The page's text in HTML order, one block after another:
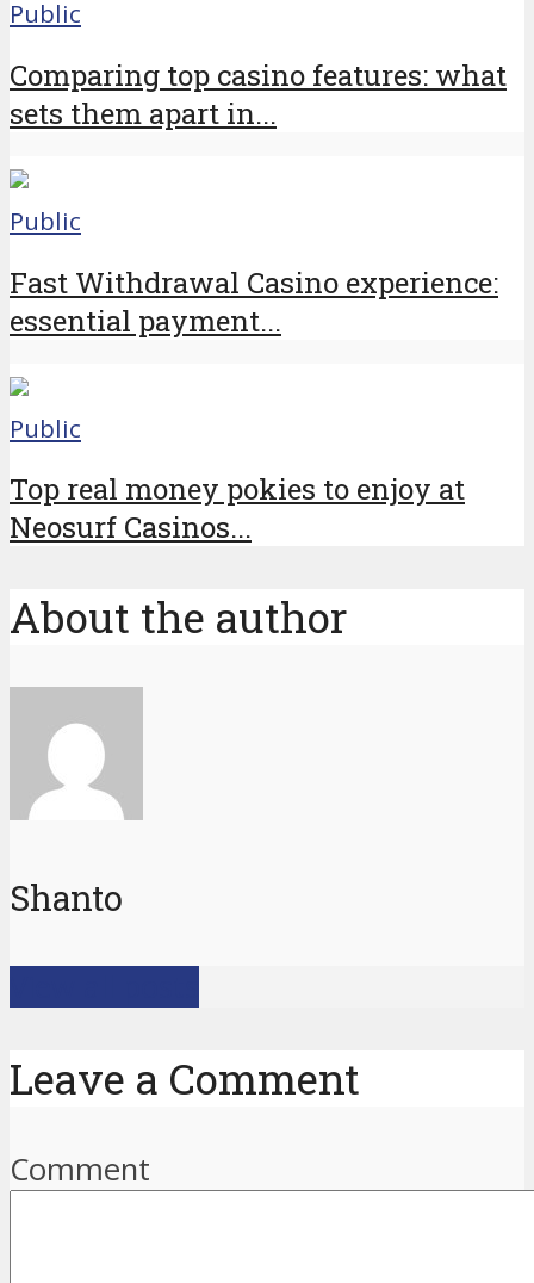
Public
Comparing top casino features: what
sets them apart in...
Public
Fast Withdrawal Casino experience:
essential payment...
Public
Top real money pokies to enjoy at
Neosurf Casinos...
About the author
Shanto
Leave a Comment
Comment